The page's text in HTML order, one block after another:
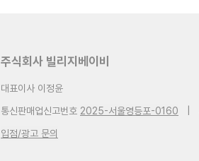
주식회사 빌리지베이비
대표이사 이정윤
통신판매업신고번호 2025-서울영등포-0160
입점/광고 문의